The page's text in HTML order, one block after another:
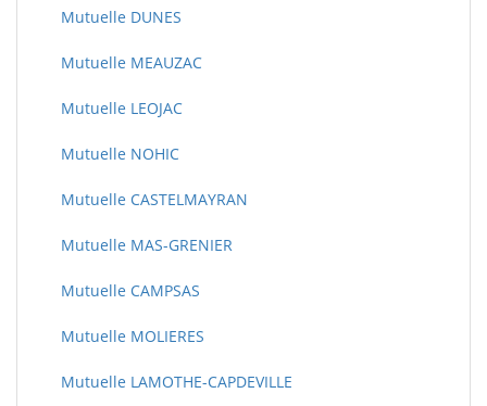
Mutuelle DUNES
Mutuelle MEAUZAC
Mutuelle LEOJAC
Mutuelle NOHIC
Mutuelle CASTELMAYRAN
Mutuelle MAS-GRENIER
Mutuelle CAMPSAS
Mutuelle MOLIERES
Mutuelle LAMOTHE-CAPDEVILLE